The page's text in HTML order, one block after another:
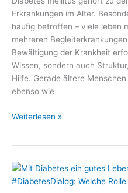
Erkrankungen im Alter.
häufig betroffen – viele leben
mehreren
Bewältigung der Krankheit
Wissen, sondern auch
Hilfe. Gerade ältere
ebenso wie
Mit
Wie
polnische
Weiterlesen »